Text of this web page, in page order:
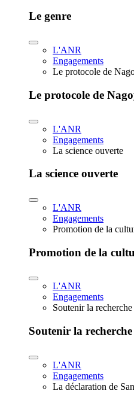
Le genre
L'ANR
Engagements
Le protocole de
Le protocole de
L'ANR
Engagements
La science ouverte
La science ouverte
L'ANR
Engagements
Promotion de la
Promotion de la
L'ANR
Engagements
Soutenir la
Soutenir la
L'ANR
Engagements
La déclaration de